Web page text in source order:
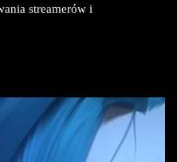
streamerów i